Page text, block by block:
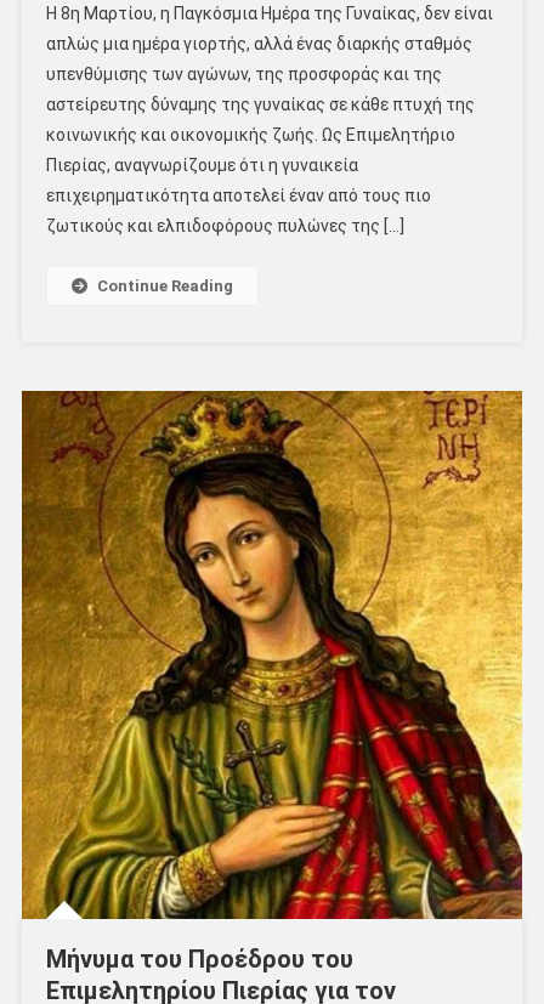
Η 8η Μαρτίου, η Παγκόσμια Ημέρα της Γυναίκας, δεν είναι
απλώς μια ημέρα γιορτής, αλλά ένας διαρκής σταθμός
υπενθύμισης των αγώνων, της προσφοράς και της
αστείρευτης δύναμης της γυναίκας σε κάθε πτυχή της
κοινωνικής και οικονομικής ζωής. Ως Επιμελητήριο
Πιερίας, αναγνωρίζουμε ότι η γυναικεία
επιχειρηματικότητα αποτελεί έναν από τους πιο
ζωτικούς και ελπιδοφόρους πυλώνες της […]
Continue Reading
Μήνυμα του Προέδρου του
Επιμελητηρίου Πιερίας για τον